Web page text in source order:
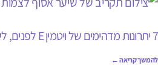
7 יתרונות מדהימים של ויטמין E לפנים, לשיער ולעור הגוף כולו
להמשך קריאה ←